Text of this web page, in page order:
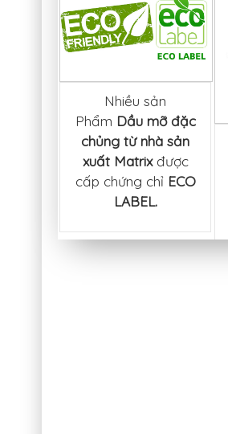
Nhiều sản
Phẩm Dầu mỡ đặc
chủng từ nhà sản
xuất Matrixđược
cấp chứng chỉ ECO
LABEL.